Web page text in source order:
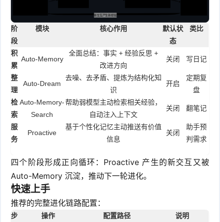
新交互产生新经验
阶
段
模块 核心作用
默认状
态
类比
积
累
Auto-Memory
全面总结：事实 + 经验反思 +
改进方向
关闭 写日记
整
理
Auto-Dream
去噪、去矛盾、提炼为结构化知
识
开启
定期复
盘
检
索
Auto-Memory-
Search
帮助弱模型主动检索相关经验，
自动注入上下文
关闭 翻笔记
服
务
Proactive
基于个性化记忆主动推送有价值
信息
关闭
助手预
判需求
四个阶段形成正向循环：Proactive 产生的新交互又被
Auto-Memory 沉淀，推动下一轮进化。
快速上手
推荐的完整进化链路配置：
步
操作 配置路径 说明